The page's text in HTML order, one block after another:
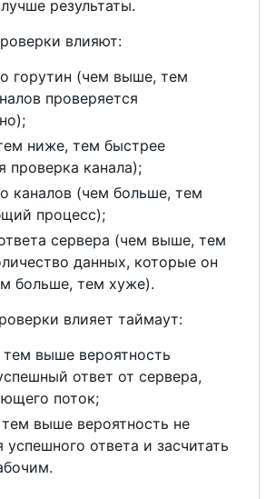
результаты.
влияют:
горутин (чем выше, тем
проверяется
ниже, тем быстрее
проверка канала);
каналов (чем больше, тем
процесс);
сервера (чем выше, тем
данных, которые он
больше, тем хуже).
влияет таймаут:
выше вероятность
ответ от сервера,
поток;
выше вероятность не
ответа и засчитать